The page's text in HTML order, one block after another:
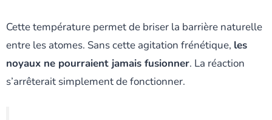
Cette température permet de briser la barrière naturelle
entre les atomes. Sans cette agitation frénétique, les
noyaux ne pourraient jamais fusionner. La réaction
s’arrêterait simplement de fonctionner.